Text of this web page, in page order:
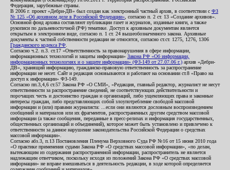
Федерация, зарубежные страны.
В 2006 г. проект «Дебри-ДВ» был создан как электронный частный архив, в соответствии с ФЗ
№ 125 «Об архивном деле в Российской Федерации» , согласно п. 2 ст. 13 «Создание архивов».
Основной фонд архива составляют публикации газет и журналов, изданные книги, а также
рукописи по дальневосточной (РФ) тематике. Доступ к архивным документам является
открытым в электронном виде, согласно п. 1 ст. 24 вышеобозначенного закона. Архивные
документы к частной собственности редакции не относятся, согласно ст.ст. 1275, 1276, 1306
Гражданского кодекса РФ
Согласно ч.2. п.3. ст.17 «Ответственность за правонарушения в сфере информации,
информационных технологий и защиты информации» Закона РФ «Об информации,
информационных технологиях и о защите информации» (ФЗ-149 от 27.07.06 г.) архив «Дебри-
ДВ», хранящий информацию, гражданско-правовую ответственность за распространение
информации не несет. Сайт и редакция основываются и работают на основании ст.8 «Право на
доступ к информации» ФЗ-149.
Согласно пп.3,4,6 ст.57 Закона РФ «О СМИ», «Редакция, главный редактор, журналист не несут
ответственности за распространение сведений, не соответствующих действительности и
порочащих честь и достоинство граждан и организаций, либо ущемляющих права и законные
интересы граждан, либо представляющих собой злоупотребление свободой массовой
информации и (или) правами журналиста: ...если они являются дословным воспроизведением
сообщений и материалов или их фрагментов, распространенных другим средством массовой
информации (а также сообщения, переданные в пресс-релизах и информация государственных,
общественных организаций и объединений), которое может быть установлено и привлечено к
ответственности за данное нарушение законодательства Российской Федерации о средствах
массовой информации».
Согласно абз.3, п.13 Постановления Пленума Верховного Суда РФ №16 от 15 июня 2010 года
«О практике применения судами Закона РФ «О средствах массовой информации», «по делам,
вытекающим из содержания распространенной информации, распространитель не является
надлежащим ответчиком, поскольку исходя из положений Закона РФ «О средствах массовой
информации» не вправе вмешиваться в деятельность редакции, в ходе которой определяется